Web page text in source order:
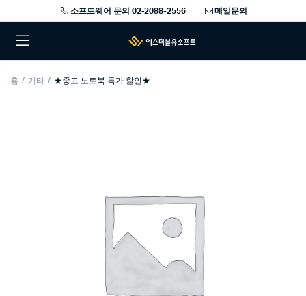
소프트웨어 문의 02-2088-2556 메일문의
홈 기타 ★중고 노트북 특가 할인★